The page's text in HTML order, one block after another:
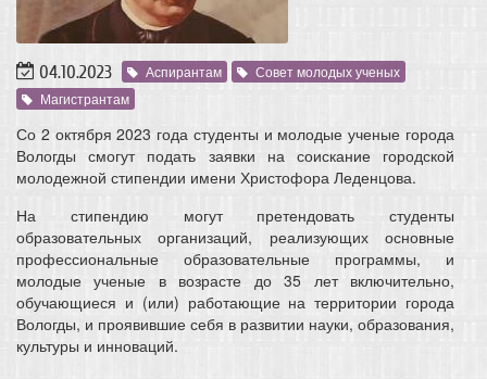
04.10.2023 Аспирантам
Совет молодых ученых
Магистрантам
Со 2 октября 2023 года студенты и молодые ученые города
Вологды смогут подать заявки на соискание городской
молодежной стипендии имени Христофора Леденцова.
На стипендию могут претендовать студенты
образовательных организаций, реализующих основные
профессиональные образовательные программы, и
молодые ученые в возрасте до 35 лет включительно,
обучающиеся и (или) работающие на территории города
Вологды, и проявившие себя в развитии науки, образования,
культуры и инноваций.